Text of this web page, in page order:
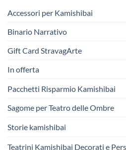
Accessori per Kamishibai
Binario Narrativo
Gift Card StravagArte
In offerta
Pacchetti Risparmio Kamishibai
Sagome per Teatro delle Ombre
Storie kamishibai
Teatrini Kamishibai Decorati e